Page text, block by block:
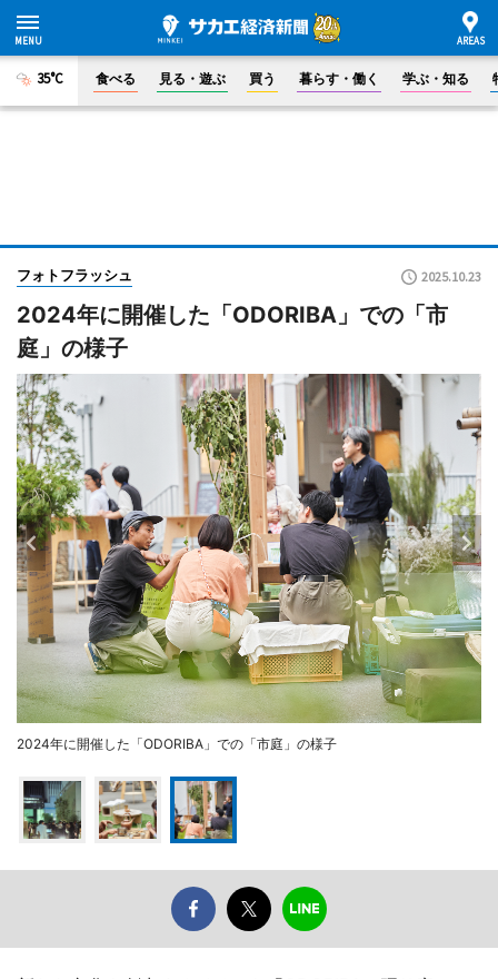
35°C 食べる 見る・遊ぶ 買う 暮らす・働く 学ぶ・知る
フォトフラッシュ 2025.10.23
2024年に開催した「ODORIBA」での「市
庭」の様子
2024年に開催した「ODORIBA」での「市庭」の様子